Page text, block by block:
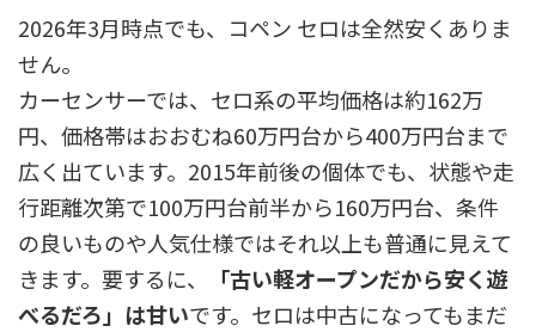
2026年3月時点でも、コペン セロは全然安くありま
せん。
カーセンサーでは、セロ系の平均価格は約162万
円、価格帯はおおむね60万円台から400万円台まで
広く出ています。2015年前後の個体でも、状態や走
行距離次第で100万円台前半から160万円台、条件
の良いものや人気仕様ではそれ以上も普通に見えて
きます。要するに、
「古い軽オープンだから安く遊
べるだろ」は甘いです。セロは中古になってもまだ